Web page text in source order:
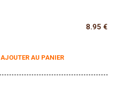
8.95 €
AJOUTER AU PANIER